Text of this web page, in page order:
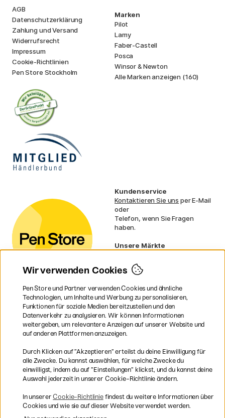
AGB
Datenschutzerklärung
Zahlung und Versand
Widerrufsrecht
Impressum
Cookie-Richtlinien
Pen Store Stockholm
Marken
Pilot
Lamy
Faber-Castell
Posca
Winsor & Newton
Alle Marken anzeigen (160)
Kundenservice
Kontaktieren Sie uns per E-Mail
oder
Telefon, wenn Sie Fragen
haben.
Unsere Märkte
Norwegen
Dänemark
Frankreich
Irland
Niederlande
UK
EU
gelten für sperrige Produkte.
Sichere Bezahlung mit Visa, Mastercard und Paypal
Wir verwenden Cookies
Pen Store und Partner verwenden Cookies und ähnliche
Technologien, um Inhalte und Werbung zu personalisieren,
Funktionen für soziale Medien bereitzustellen und den
Datenverkehr zu analysieren. Wir können Informationen
weitergeben, um relevantere Anzeigen auf unserer Website und
auf anderen Plattformen anzuzeigen.
Durch Klicken auf ”Akzeptieren” erteilst du deine Einwilligung für
alle Zwecke. Du kannst auswählen, für welche Zwecke du
einwilligst, indem du auf ”Einstellungen” klickst, und du kannst deine
Auswahl jederzeit in unserer Cookie-Richtlinie ändern.
In unsererCookie-Richtliniefindest du weitere Informationen über
Cookies und wie sie auf dieser Website verwendet werden.